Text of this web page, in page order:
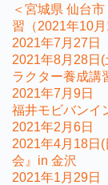
＜宮城県 仙台
習（2021年10月
2021年7月27日
2021年8月28日
ラクター養成講
2021年7月9日
福井モビバンイ
2021年2月6日
2021年4月18日
会』in 金沢
2021年1月29日